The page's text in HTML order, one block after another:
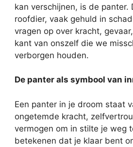
kan verschijnen, is de panter.
roofdier, vaak gehuld in
vragen op over kracht,
kant van onszelf die we
verborgen houden.
De panter als symbool van
Een panter in je droom staat
ongetemde kracht,
vermogen om in stilte je weg
betekenen dat je klaar bent